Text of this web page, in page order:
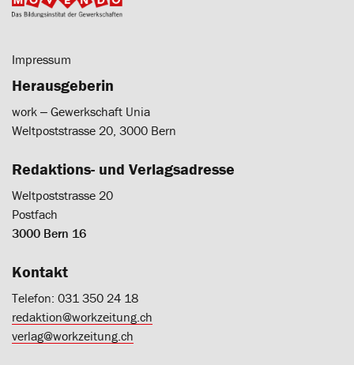
Impressum
Herausgeberin
work ‒ Gewerkschaft Unia
Weltpoststrasse 20, 3000 Bern
Redaktions- und Verlagsadresse
Weltpoststrasse 20
Postfach
3000 Bern 16
Kontakt
Telefon: 031 350 24 18
redaktion@workzeitung.ch
verlag@workzeitung.ch